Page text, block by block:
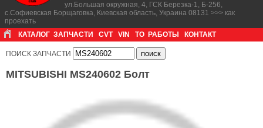
ул.Большая окружная, 4, ГСК Березка-1, Б-256,
с.Софиевская Борщаговка, Киевская область, Украина 08131 >>> как
проехать
КАТАЛОГ ЗАПЧАСТИ CVT VIN ТО РАБОТЫ КОНТАКТ
ПОИСК ЗАПЧАСТИ
MITSUBISHI MS240602 Болт